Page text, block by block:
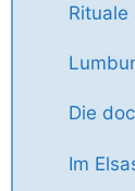
Rituale
Die
Im